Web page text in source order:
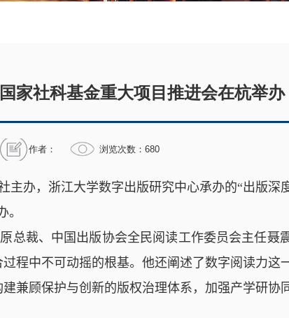
家社科基金重大项目推进会在杭举办
作者： 浏览次数： 680
主办，浙江大学数字出版研究中心承办的“出版深
。
总裁、中国出版协会全民阅读工作委员会主任聂
程中不可动摇的根基。他还阐述了数字阅读力这
兼顾保护与创新的版权治理体系，加强产学研协